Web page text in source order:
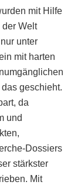
mit Hilfe
Welt
unter
mit harten
geschieht.
da
und
Dossiers
stärkster
Mit